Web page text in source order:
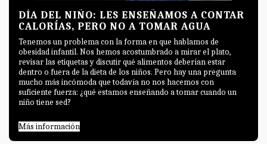
DÍA DEL NIÑO: LES ENSEÑAMOS A CONTAR
CALORÍAS, PERO NO A TOMAR AGUA
Tenemos un problema con la forma en que hablamos de
obesidad infantil. Nos hemos acostumbrado a mirar el plato,
revisar las etiquetas y discutir qué alimentos deberían estar
dentro o fuera de la dieta de los niños. Pero hay una pregunta
mucho más incómoda que todavía no nos hacemos con
suficiente fuerza: ¿qué estamos enseñando a tomar cuando un
niño tiene sed?
Más información